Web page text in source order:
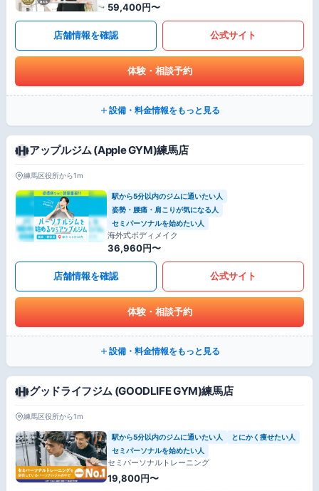
59,400円〜
店舗情報を確認 公式サイト
体験・相談予約
設備・料金情報をもっと見る
アップルジム (Apple GYM)練馬店
練馬区役所から1m
駅から5分以内のジムに通いたい人
姿勢・腰痛・肩こりが気になる人
セミパーソナルを始めたい人
海外式ボディメイク
36,960円〜
店舗情報を確認 公式サイト
体験・相談予約
設備・料金情報をもっと見る
グッドライフジム (GOODLIFE GYM)練馬店
練馬区役所から1m
駅から5分以内のジムに通いたい人
とにかく痩せたい人
セミパーソナルを始めたい人
セミパーソナルトレーニング
19,800円〜